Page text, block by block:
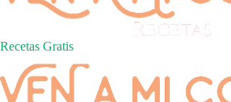
Recetas Gratis